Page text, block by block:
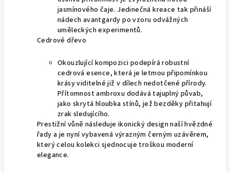
jasmínového čaje. Jedinečná kreace tak přináší
nádech avantgardy po vzoru odvážných
uměleckých experimentů.
Cedrové dřevo
Okouzlující kompozici podepírá robustní
cedrová esence, která je letmou připomínkou
krásy viditelné již v dílech nedotčené přírody.
Přítomnost ambroxu dodává tajuplný půvab,
jako skrytá hloubka stínů, jež bezděky přitahují
zrak sledujícího.
Prestižní vůně následuje ikonický design naší hvězdné
řady a je nyní vybavená výrazným černým uzávěrem,
který celou kolekci sjednocuje troškou moderní
elegance.